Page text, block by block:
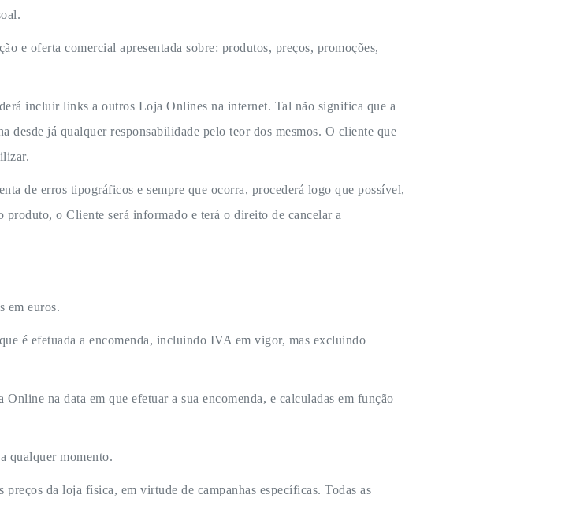
e oferta comercial apresentada sobre: produtos, preços, promoções,
incluir links a outros Loja Onlines na internet. Tal não significa que a
desde já qualquer responsabilidade pelo teor dos mesmos. O cliente que
de erros tipográficos e sempre que ocorra, procederá logo que possível,
produto, o Cliente será informado e terá o direito de cancelar a
em euros.
é efetuada a encomenda, incluindo IVA em vigor, mas excluindo
na data em que efetuar a sua encomenda, e calculadas em função
qualquer momento.
da loja física, em virtude de campanhas específicas. Todas as